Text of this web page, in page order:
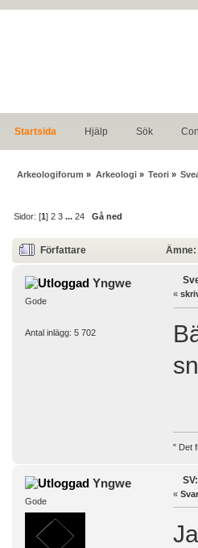
Startsida Hjälp Sök
Arkeologiforum » Arkeologi» Teori»
Sidor: [1]2 3 ...24 Gå ned
Författare Ämne:
Yngwe
Gode
Antal inlägg: 5 702
«
" Det
Yngwe
Gode
«